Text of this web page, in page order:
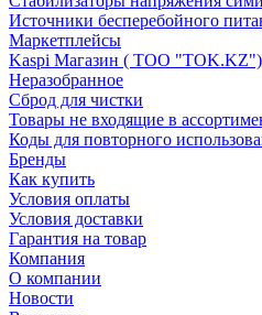
Источники бесперебойного
Маркетплейсы
Kaspi Магазин ( ТОО "TOK.KZ")
Неразобранное
Сброд для чистки
Товары не входящие в
Коды для повторного
Бренды
Как купить
Условия оплаты
Условия доставки
Гарантия на товар
Компания
О компании
Новости